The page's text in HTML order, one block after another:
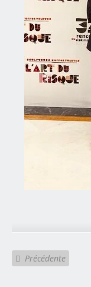
Précédente